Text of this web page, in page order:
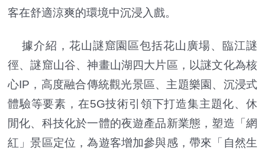
客在舒適涼爽的環境中沉浸入戲。
據介紹，花山謎窟園區包括花山廣場、臨江謎
徑、謎窟山谷、神畫山湖四大片區，以謎文化為核
心IP，高度融合傳統觀光景區、主題樂園、沉浸式
體驗等要素，在5G技術引領下打造集主題化、休
閒化、科技化於一體的夜遊產品新業態，塑造「網
紅」景區定位，為遊客增加參與感，帶來「自然生